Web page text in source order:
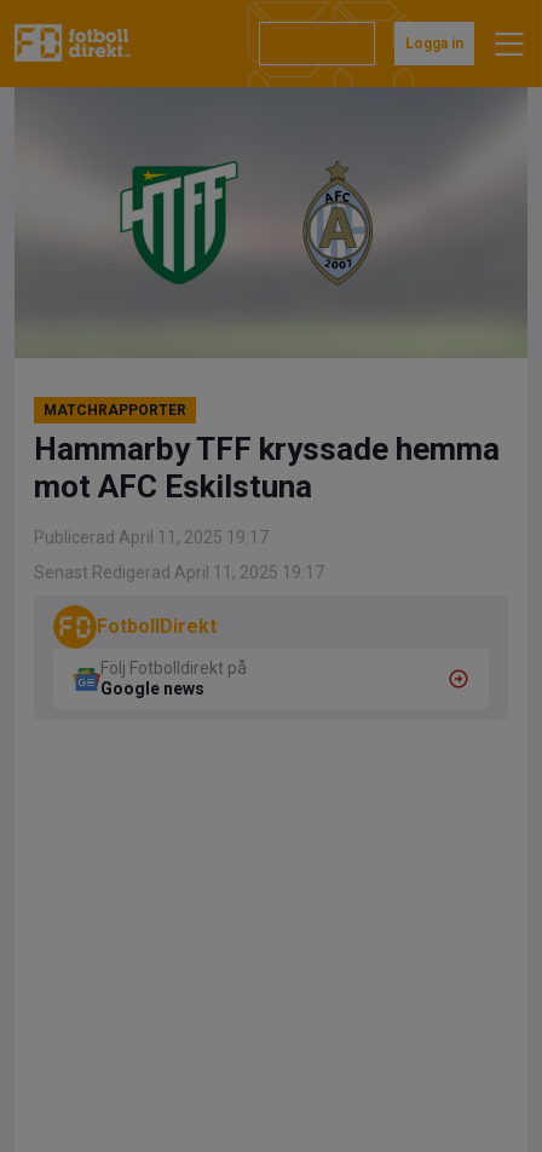
till
Logga in
MATCHRAPPORTER
Hammarby TFF kryssade hemma
mot AFC Eskilstuna
Publicerad April 11, 2025 19:17
Senast Redigerad April 11, 2025 19:17
FotbollDirekt
Följ Fotbolldirekt på
Google news